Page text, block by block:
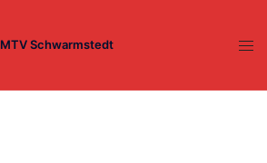
MTV Schwarmstedt